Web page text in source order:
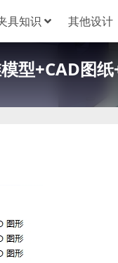
具知识 其他设计
型+CAD图